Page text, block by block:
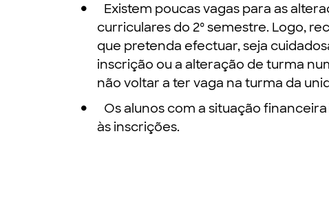
Existem poucas vagas para as
curriculares do 2º semestre. Logo,
que pretenda efectuar, seja
inscrição ou a alteração de turma
não voltar a ter vaga na turma da
Os alunos com a situação
às inscrições.